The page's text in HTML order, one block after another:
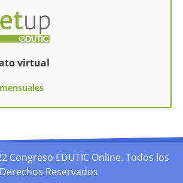
virtual
Congreso EDUTIC Online. Todos los
Derechos Reservados